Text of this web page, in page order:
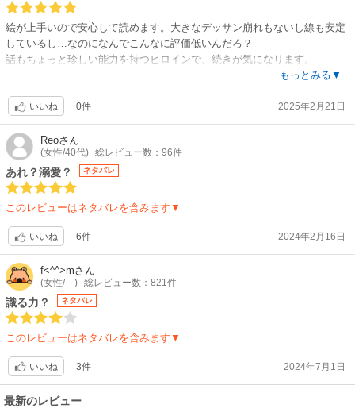
絵が上手いので安心して読めます。大きなデッサン崩れもないし線も安定
しているし…なのになんでこんなに評価低いんだろ？
話もちょっと珍しい能力を持つヒロインで、続きが気になります。
もっとみる▼
いいね 0件 2025年2月21日
Reoさん
(女性/40代) 総レビュー数：96件
あれ？溺愛？ ネタバレ
このレビューはネタバレを含みます▼
いいね 6件 2024年2月16日
f<^^>mさん
(女性/－) 総レビュー数：821件
識る力？ ネタバレ
このレビューはネタバレを含みます▼
いいね 3件 2024年7月1日
最新のレビュー